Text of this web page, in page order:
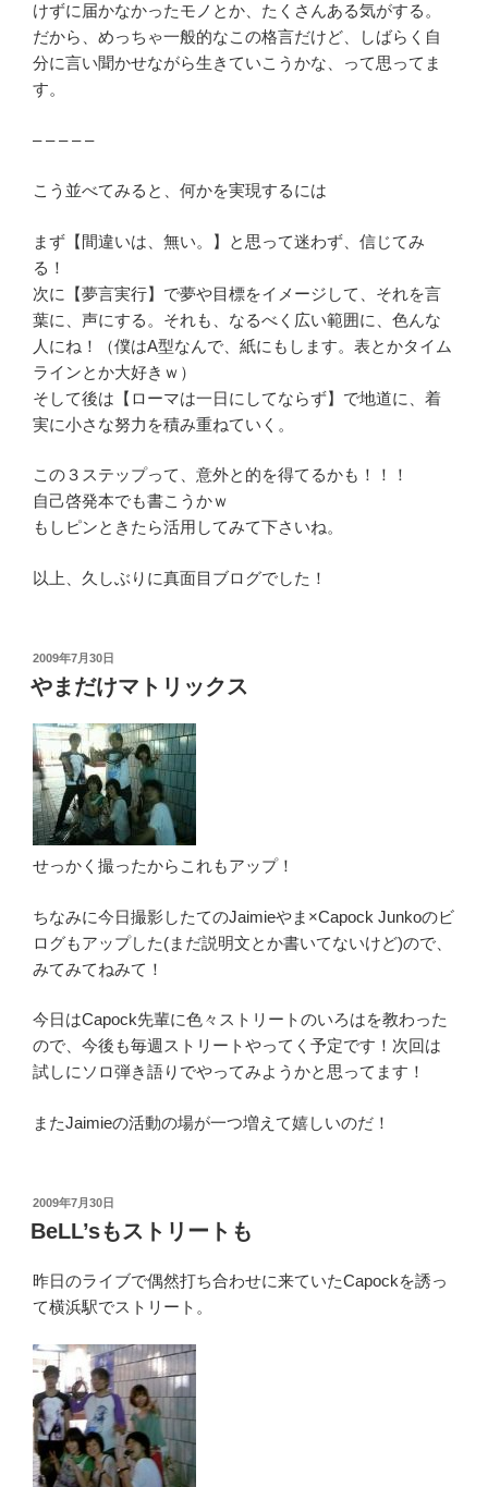
けずに届かなかったモノとか、たくさんある気がする。
だから、めっちゃ一般的なこの格言だけど、しばらく自
分に言い聞かせながら生きていこうかな、って思ってま
す。
– – – – –
こう並べてみると、何かを実現するには
まず【間違いは、無い。】と思って迷わず、信じてみ
る！
次に【夢言実行】で夢や目標をイメージして、それを言
葉に、声にする。それも、なるべく広い範囲に、色んな
人にね！（僕はA型なんで、紙にもします。表とかタイム
ラインとか大好きｗ）
そして後は【ローマは一日にしてならず】で地道に、着
実に小さな努力を積み重ねていく。
この３ステップって、意外と的を得てるかも！！！
自己啓発本でも書こうかｗ
もしピンときたら活用してみて下さいね。
以上、久しぶりに真面目ブログでした！
投
稿
日:
2009年7月30日
やまだけマトリックス
せっかく撮ったからこれもアップ！
ちなみに今日撮影したてのJaimieやま×Capock Junkoのビ
ログもアップした(まだ説明文とか書いてないけど)ので、
みてみてねみて！
今日はCapock先輩に色々ストリートのいろはを教わった
ので、今後も毎週ストリートやってく予定です！次回は
試しにソロ弾き語りでやってみようかと思ってます！
またJaimieの活動の場が一つ増えて嬉しいのだ！
投
稿
日:
2009年7月30日
BeLL’sもストリートも
昨日のライブで偶然打ち合わせに来ていたCapockを誘っ
て横浜駅でストリート。